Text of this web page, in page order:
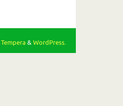
Tempera &WordPress.